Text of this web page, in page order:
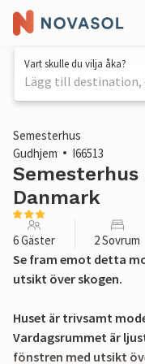
Vart skulle du vilja åka?
Lägg till destination,
1 / 20
Semesterhus
Gudhjem
I66513
Semesterhus
Danmark
6 Gäster 2 Sovrum
Se fram emot detta
utsikt över skogen.
Huset är trivsamt
Vardagsrummet är
fönstren med utsikt